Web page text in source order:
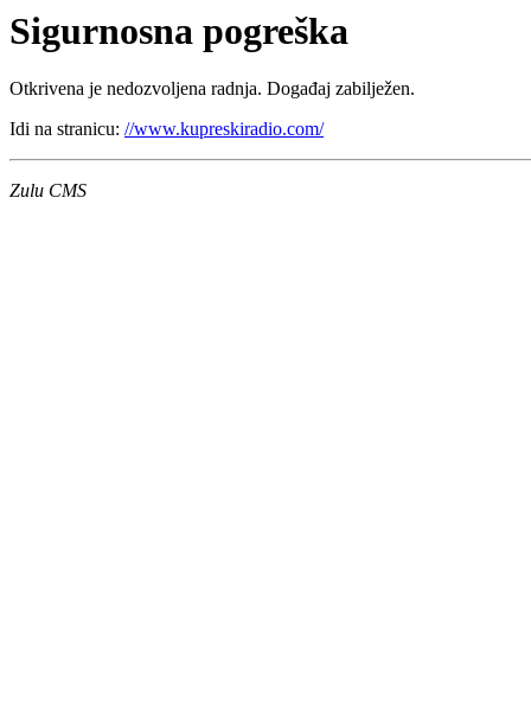
Sigurnosna pogreška
Otkrivena je nedozvoljena radnja. Događaj zabilježen.
Idi na stranicu: //www.kupreskiradio.com/
Zulu CMS